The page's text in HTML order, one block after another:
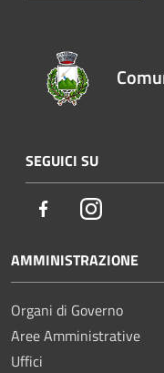
SEGUICI SU
FacebookInstagram
AMMINISTRAZIONE
Organi di Governo
Aree Amministrative
Uffici